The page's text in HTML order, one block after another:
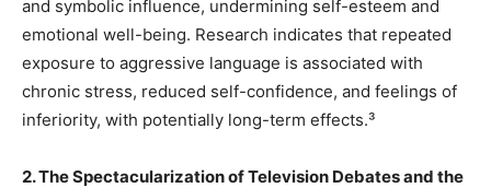
and symbolic influence, undermining self-esteem and
emotional well-being. Research indicates that repeated
exposure to aggressive language is associated with
chronic stress, reduced self-confidence, and feelings of
inferiority, with potentially long-term effects.³
2. The Spectacularization of Television Debates and the